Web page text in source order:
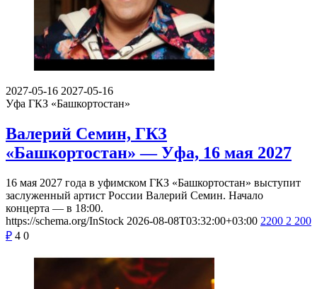
2027-05-16 2027-05-16
Уфа ГКЗ «Башкортостан»
Валерий Семин, ГКЗ
«Башкортостан» — Уфа, 16 мая 2027
16 мая 2027 года в уфимском ГКЗ «Башкортостан» выступит
заслуженный артист России Валерий Семин. Начало
концерта — в 18:00.
https://schema.org/InStock 2026-08-08T03:32:00+03:00 2200 2 200
₽ 4 0